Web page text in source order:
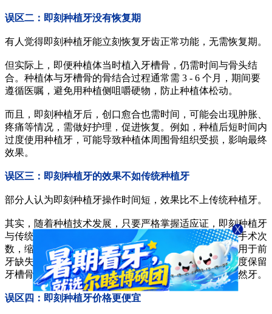
误区二：即刻种植牙没有恢复期
有人觉得即刻种植牙能立刻恢复牙齿正常功能，无需恢复期。
但实际上，即便种植体当时植入牙槽骨，仍需时间与骨头结
合。种植体与牙槽骨的骨结合过程通常需 3 - 6 个月，期间要
遵循医嘱，避免用种植侧咀嚼硬物，防止种植体松动。
而且，即刻种植牙后，创口愈合也需时间，可能会出现肿胀、
疼痛等情况，需做好护理，促进恢复。例如，种植后短时间内
过度使用种植牙，可能导致种植体周围骨组织受损，影响最终
效果。
误区三：即刻种植牙的效果不如传统种植牙
部分人认为即刻种植牙操作时间短，效果比不上传统种植牙。
其实，随着种植技术发展，只要严格掌握适应证，即刻种植牙
与传统种植牙长期成功率差异不大。即刻种植牙能减少手术次
数，缩短患者缺牙时间，降低牙槽骨吸收风险，尤其适用于前
牙缺失患者。比如，前牙外伤折断后即刻种植，能大程度保留
牙槽骨形态，使修复后的牙齿在外观和功能上更接近天然牙。
误区四：即刻种植牙价格更便宜